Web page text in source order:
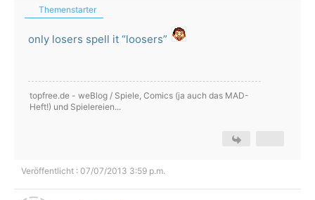
Themenstarter
only losers spell it “loosers”
topfree.de - weBlog / Spiele, Comics (ja auch das MAD-
Heft!) und Spielereien...
Veröffentlicht : 07/07/2013 3:59 p.m.